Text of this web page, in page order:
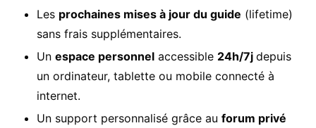
Les prochaines mises à jour du guide (lifetime)
sans frais supplémentaires.
Un espace personnel accessible 24h/7j depuis
un ordinateur, tablette ou mobile connecté à
internet.
Un support personnalisé grâce au forum privé